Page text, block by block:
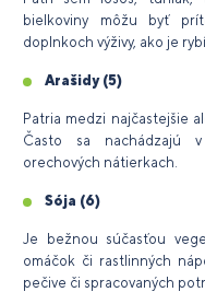
bielkoviny môžu byť
doplnkoch výživy, ako je
Arašidy(5)
Patria medzi najčastejšie
Často sa nachádzajú
orechových nátierkach.
Sója (6)
Je bežnou súčasťou
omáčok či rastlinných
pečive či spracovaných